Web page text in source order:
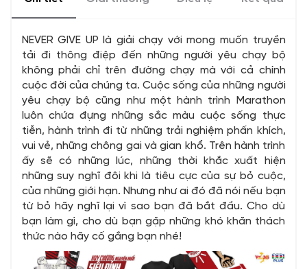
NEVER GIVE UP là giải chạy với mong muốn truyền
tải đi thông điệp đến những người yêu chạy bộ
không phải chỉ trên đường chạy mà với cả chính
cuộc đời của chúng ta. Cuộc sống của những người
yêu chạy bộ cũng như một hành trình Marathon
luôn chứa đựng những sắc màu cuộc sống thực
tiễn, hành trình đi từ những trải nghiệm phấn khích,
vui vẻ, những chông gai và gian khổ. Trên hành trình
ấy sẽ có những lúc, những thời khắc xuất hiện
những suy nghĩ đôi khi là tiêu cực của sự bỏ cuộc,
của những giới hạn. Nhưng như ai đó đã nói nếu bạn
từ bỏ hãy nghĩ lại vì sao bạn đã bắt đầu. Cho dù
bạn làm gì, cho dù bạn gặp những khó khăn thách
thức nào hãy cố gắng bạn nhé!